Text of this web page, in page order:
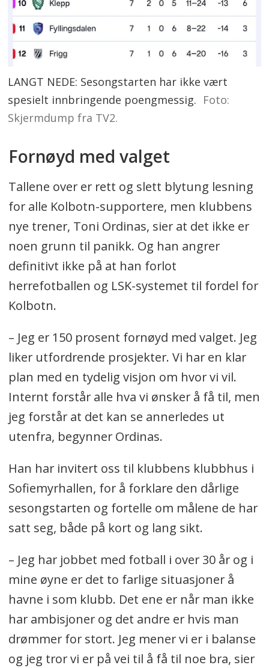
LANGT NEDE: Sesongstarten har ikke vært
spesielt innbringende poengmessig. Foto:
Skjermdump fra TV2.
Fornøyd med valget
Tallene over er rett og slett blytung lesning
for alle Kolbotn-supportere, men klubbens
nye trener, Toni Ordinas, sier at det ikke er
noen grunn til panikk. Og han angrer
definitivt ikke på at han forlot
herrefotballen og LSK-systemet til fordel for
Kolbotn.
– Jeg er 150 prosent fornøyd med valget. Jeg
liker utfordrende prosjekter. Vi har en klar
plan med en tydelig visjon om hvor vi vil.
Internt forstår alle hva vi ønsker å få til, men
jeg forstår at det kan se annerledes ut
utenfra, begynner Ordinas.
Han har invitert oss til klubbens klubbhus i
Sofiemyrhallen, for å forklare den dårlige
sesongstarten og fortelle om målene de har
satt seg, både på kort og lang sikt.
– Jeg har jobbet med fotball i over 30 år og i
mine øyne er det to farlige situasjoner å
havne i som klubb. Det ene er når man ikke
har ambisjoner og det andre er hvis man
drømmer for stort. Jeg mener vi er i balanse
og jeg tror vi er på vei til å få til noe bra, sier